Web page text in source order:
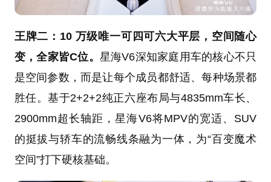
王牌二：10 万级唯一可四可六大平层，空间随心
变，全家皆C位。 星海V6深知家庭用车的核心不只
是空间参数，而是让每个成员都舒适、每种场景都
胜任。基于2+2+2纯正六座布局与4835mm车长、
2900mm超长轴距，星海V6将MPV的宽适、SUV
的挺拔与轿车的流畅线条融为一体，为“百变魔术
空间”打下硬核基础。